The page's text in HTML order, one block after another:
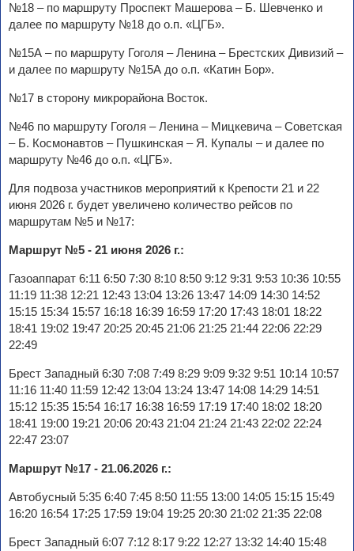
№18 – по маршруту Проспект Машерова – Б. Шевченко и
далее по маршруту №18 до о.п. «ЦГБ».
№15А – по маршруту Гоголя – Ленина – Брестских Дивизий –
и далее по маршруту №15А до о.п. «Катин Бор».
№17 в сторону микрорайона Восток.
№46 по маршруту Гоголя – Ленина – Мицкевича – Советская
– Б. Космонавтов – Пушкинская – Я. Купалы – и далее по
маршруту №46 до о.п. «ЦГБ».
Для подвоза участников мероприятий к Крепости 21 и 22
июня 2026 г. будет увеличено количество рейсов по
маршрутам №5 и №17:
Маршрут №5 - 21 июня 2026 г.:
Газоаппарат 6:11 6:50 7:30 8:10 8:50 9:12 9:31 9:53 10:36 10:55
11:19 11:38 12:21 12:43 13:04 13:26 13:47 14:09 14:30 14:52
15:15 15:34 15:57 16:18 16:39 16:59 17:20 17:43 18:01 18:22
18:41 19:02 19:47 20:25 20:45 21:06 21:25 21:44 22:06 22:29
22:49
Брест Западный 6:30 7:08 7:49 8:29 9:09 9:32 9:51 10:14 10:57
11:16 11:40 11:59 12:42 13:04 13:24 13:47 14:08 14:29 14:51
15:12 15:35 15:54 16:17 16:38 16:59 17:19 17:40 18:02 18:20
18:41 19:00 19:21 20:06 20:43 21:04 21:24 21:43 22:02 22:24
22:47 23:07
Маршрут №17 - 21.06.2026 г.:
Автобусный 5:35 6:40 7:45 8:50 11:55 13:00 14:05 15:15 15:49
16:20 16:54 17:25 17:59 19:04 19:25 20:30 21:02 21:35 22:08
Брест Западный 6:07 7:12 8:17 9:22 12:27 13:32 14:40 15:48